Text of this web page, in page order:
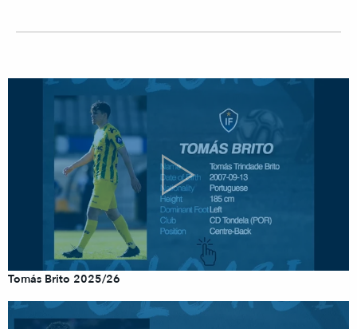
Tomás Brito 2025/26